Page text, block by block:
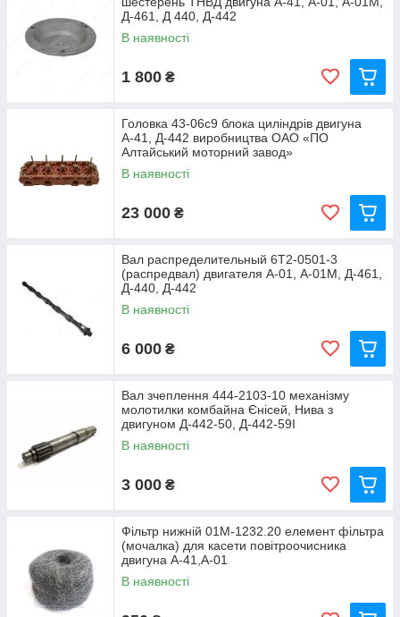
Д-461, Д 440, Д-442
В наявності
1 800 ₴
Головка 43-06с9 блока циліндрів двигуна
А-41, Д-442 виробництва ОАО «ПО
Алтайський моторний завод»
В наявності
23 000 ₴
Вал распределительный 6Т2-0501-3
(распредвал) двигателя А-01, А-01М, Д-461,
Д-440, Д-442
В наявності
6 000 ₴
Вал зчеплення 444-2103-10 механізму
молотилки комбайна Єнісей, Нива з
двигуном Д-442-50, Д-442-59І
В наявності
3 000 ₴
Фільтр нижній 01М-1232.20 елемент фільтра
(мочалка) для касети повітроочисника
двигуна А-41,А-01
В наявності